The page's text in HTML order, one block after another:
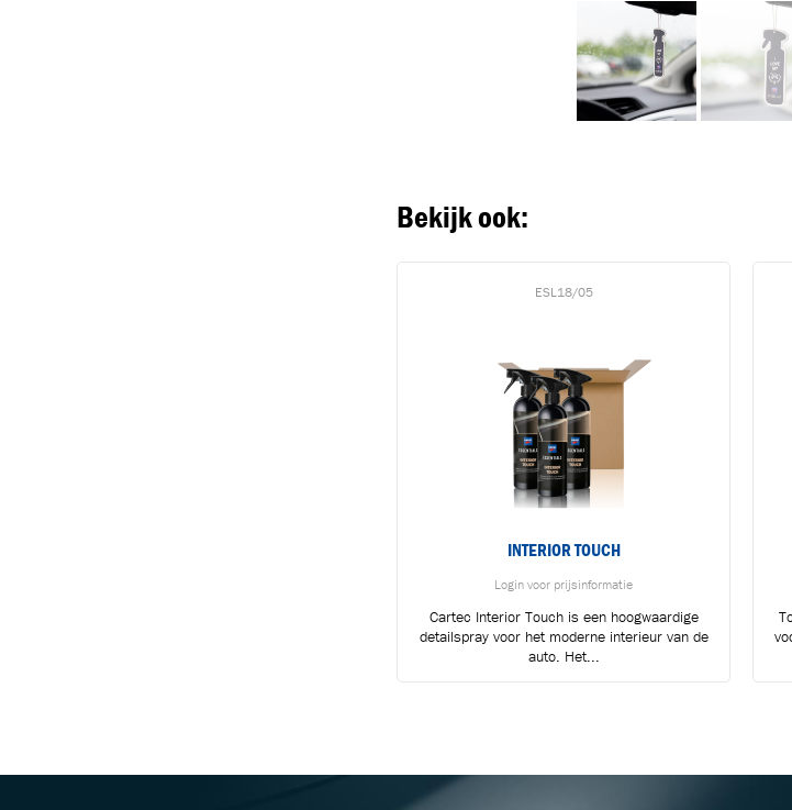
Bekijk ook:
ESL18/05
INTERIOR TOUCH
Login voor prijsinformatie
Cartec Interior Touch is een hoogwaardige
detailspray voor het moderne interieur van de
auto. Het...
Toegevoegd aan
VERDER WINKELEN
BLIJF OP DE HOOGTE VIA